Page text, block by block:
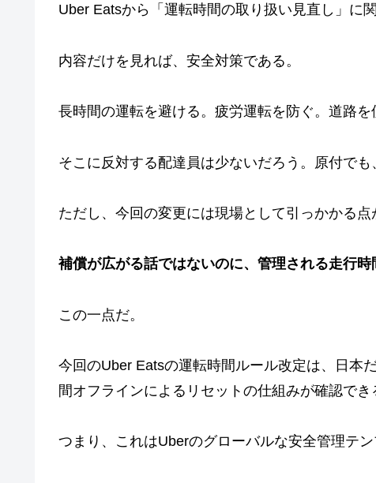
Uber Eatsから「運転時間の取り扱い見直し」に
内容だけを見れば、安全対策である。
長時間の運転を避ける。疲労運転を防ぐ。道路を
そこに反対する配達員は少ないだろう。原付で
ただし、今回の変更には現場として引っかかる点
補償が広がる話ではないのに、管理される走行時
この一点だ。
今回のUber Eatsの運転時間ルール改定は、日本
間オフラインによるリセットの仕組みが確認でき
つまり、これはUberのグローバルな安全管理テ